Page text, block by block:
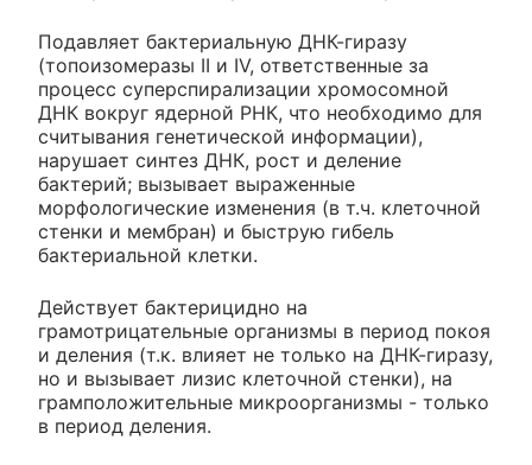
Подавляет бактериальную ДНК-гиразу
(топоизомеразы II и IV, ответственные за
процесс суперспирализации хромосомной
ДНК вокруг ядерной РНК, что необходимо для
считывания генетической информации),
нарушает синтез ДНК, рост и деление
бактерий; вызывает выраженные
морфологические изменения (в т.ч. клеточной
стенки и мембран) и быструю гибель
бактериальной клетки.
Действует бактерицидно на
грамотрицательные организмы в период покоя
и деления (т.к. влияет не только на ДНК-гиразу,
но и вызывает лизис клеточной стенки), на
грамположительные микроорганизмы - только
в период деления.